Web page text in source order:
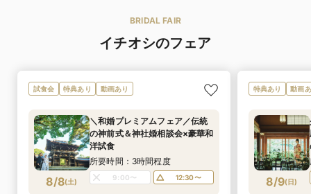
BRIDAL FAIR
イチオシのフェア
試食会 特典あり 動画あり
8/8(土)
＼和婚プレミアムフェア／伝統
の神前式＆神社婚相談会×豪華和
洋試食
所要時間：3時間程度
9:00〜 12:30〜
特典あり 動画
8/9(日)